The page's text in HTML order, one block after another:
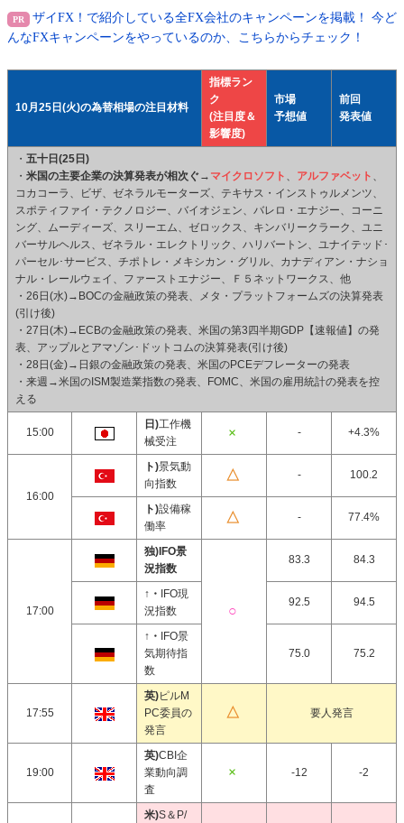
ザイFX！で紹介している全FX会社のキャンペーンを掲載！ 今ど
んなFXキャンペーンをやっているのか、こちらからチェック！
10月25日(火)の為替相場の注目材料
指標ラン
ク
(注目度＆
影響度)
市場
予想値
前回
発表値
・ 五十日(25日)
・ 米国の主要企業の決算発表が相次ぐ→ マイクロソフト 、 アルファベット 、
コカコーラ、ビザ、ゼネラルモーターズ、テキサス・インストゥルメンツ、
スポティファイ・テクノロジー、バイオジェン、バレロ・エナジー、コーニ
ング、ムーディーズ、スリーエム、ゼロックス、キンバリークラーク、ユニ
バーサルヘルス、ゼネラル・エレクトリック、ハリバートン、ユナイテッド･
パーセル･サービス、チポトレ・メキシカン・グリル、カナディアン・ナショ
ナル・レールウェイ、ファーストエナジー、Ｆ５ネットワークス、他
・26日(水)→BOCの金融政策の発表、メタ・プラットフォームズの決算発表
(引け後)
・27日(木)→ECBの金融政策の発表、米国の第3四半期GDP【速報値】の発
表、アップルとアマゾン･ドットコムの決算発表(引け後)
・28日(金)→日銀の金融政策の発表、米国のPCEデフレーターの発表
・来週→米国のISM製造業指数の発表、FOMC、米国の雇用統計の発表を控
える
15:00
日)工作機
械受注
- +4.3%
16:00
ト)景気動
向指数
- 100.2
ト)設備稼
働率
- 77.4%
17:00
独)IFO景
況指数
83.3 84.3
↑・
IFO現
況指数
92.5 94.5
↑・
IFO景
気期待指
数
75.0 75.2
17:55
英)ピルM
PC委員の
発言
要人発言
19:00
英)CBI企
業動向調
査
-12 -2
米)S＆P/